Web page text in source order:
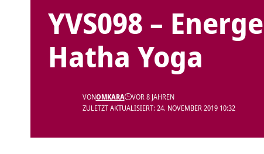
YVS098 –
Hatha Yoga
ZULETZT AKTUALISIERT: 24. NOVEMBER 2019 10:32
VONOMKARA VOR 8 JAHREN